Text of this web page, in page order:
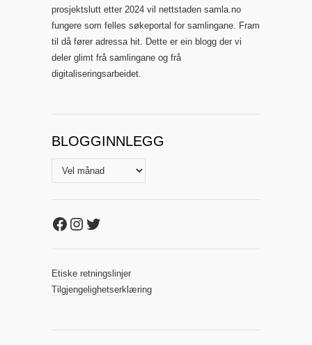
prosjektslutt etter 2024 vil nettstaden samla.no
fungere som felles søkeportal for samlingane. Fram
til då fører adressa hit. Dette er ein blogg der vi
deler glimt frå samlingane og frå
digitaliseringsarbeidet.
BLOGGINNLEGG
Blogginnlegg
Facebook
Instagram
Twitter
Etiske retningslinjer
Tilgjengelighetserklæring